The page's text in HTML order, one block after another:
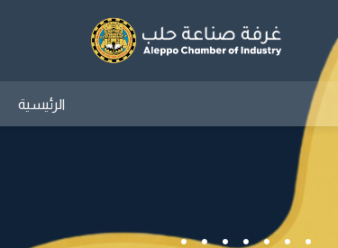
الرئيسية